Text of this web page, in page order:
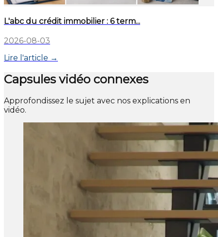
L'abc du crédit immobilier : 6 term...
2026-08-03
Lire l'article →
Capsules vidéo connexes
Approfondissez le sujet avec nos explications en
vidéo.